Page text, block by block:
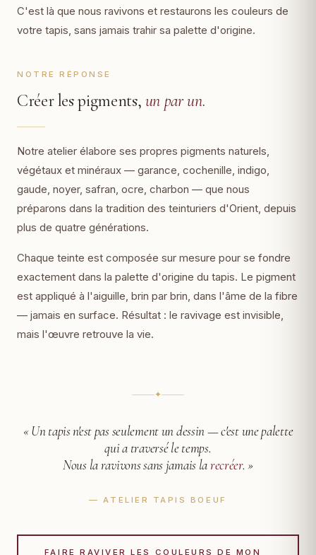
C'est là que nous ravivons et restaurons les couleurs de
votre tapis, sans jamais trahir sa palette d'origine.
NOTRE RÉPONSE
Créer les pigments, un par un.
Notre atelier élabore ses propres pigments naturels,
végétaux et minéraux — garance, cochenille, indigo,
gaude, noyer, safran, ocre, charbon — que nous
préparons dans la tradition des teinturiers d'Orient, depuis
plus de quatre générations.
Chaque teinte est composée sur mesure pour se fondre
exactement dans la palette d'origine du tapis. Le pigment
est appliqué à l'aiguille, brin par brin, dans l'âme de la fibre
— jamais en surface. Résultat : le ravivage est invisible,
mais l'œuvre retrouve la vie.
✦
« Un tapis n'est pas seulement un dessin —c'est une palette
qui a traversé le temps.
Nous la ravivons sans jamais larecréer. »
— ATELIER TAPIS BOEUF
FAIRE RAVIVER LES COULEURS DE MON